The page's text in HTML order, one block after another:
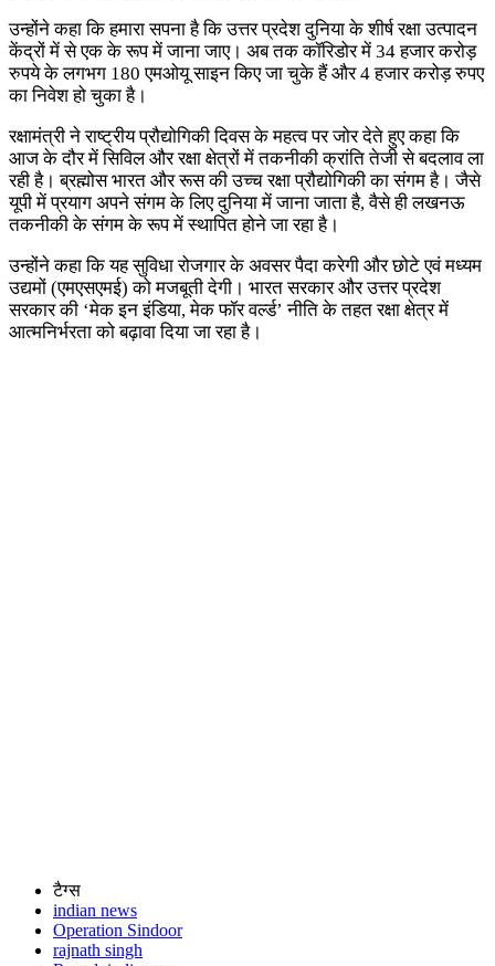
उन्होंने कहा कि हमारा सपना है कि उत्तर प्रदेश दुनिया के शीर्ष रक्षा उत्पादन
केंद्रों में से एक के रूप में जाना जाए। अब तक कॉरिडोर में 34 हजार करोड़
रुपये के लगभग 180 एमओयू साइन किए जा चुके हैं और 4 हजार करोड़ रुपए
का निवेश हो चुका है।
रक्षामंत्री ने राष्ट्रीय प्रौद्योगिकी दिवस के महत्व पर जोर देते हुए कहा कि
आज के दौर में सिविल और रक्षा क्षेत्रों में तकनीकी क्रांति तेजी से बदलाव ला
रही है। ब्रह्मोस भारत और रूस की उच्च रक्षा प्रौद्योगिकी का संगम है। जैसे
यूपी में प्रयाग अपने संगम के लिए दुनिया में जाना जाता है, वैसे ही लखनऊ
तकनीकी के संगम के रूप में स्थापित होने जा रहा है।
उन्होंने कहा कि यह सुविधा रोजगार के अवसर पैदा करेगी और छोटे एवं मध्यम
उद्यमों (एमएसएमई) को मजबूती देगी। भारत सरकार और उत्तर प्रदेश
सरकार की ‘मेक इन इंडिया, मेक फॉर वर्ल्ड’ नीति के तहत रक्षा क्षेत्र में
आत्मनिर्भरता को बढ़ावा दिया जा रहा है।
टैग्स
indian news
Operation Sindoor
rajnath singh